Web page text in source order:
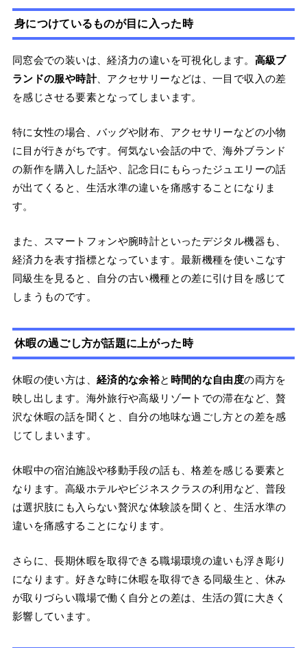
身につけているものが目に入った時
同窓会での装いは、経済力の違いを可視化します。 高級ブ
ランドの服や時計、アクセサリーなどは、一目で収入の差
を感じさせる要素となってしまいます。
特に女性の場合、バッグや財布、アクセサリーなどの小物
に目が行きがちです。何気ない会話の中で、海外ブランド
の新作を購入した話や、記念日にもらったジュエリーの話
が出てくると、生活水準の違いを痛感することになりま
す。
また、スマートフォンや腕時計といったデジタル機器も、
経済力を表す指標となっています。最新機種を使いこなす
同級生を見ると、自分の古い機種との差に引け目を感じて
しまうものです。
休暇の過ごし方が話題に上がった時
休暇の使い方は、 経済的な余裕と 時間的な自由度の両方を
映し出します。海外旅行や高級リゾートでの滞在など、贅
沢な休暇の話を聞くと、自分の地味な過ごし方との差を感
じてしまいます。
休暇中の宿泊施設や移動手段の話も、格差を感じる要素と
なります。高級ホテルやビジネスクラスの利用など、普段
は選択肢にも入らない贅沢な体験談を聞くと、生活水準の
違いを痛感することになります。
さらに、長期休暇を取得できる職場環境の違いも浮き彫り
になります。好きな時に休暇を取得できる同級生と、休み
が取りづらい職場で働く自分との差は、生活の質に大きく
影響しています。